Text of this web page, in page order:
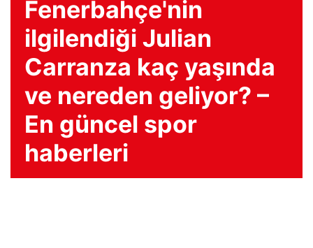
Fenerbahçe'nin
ilgilendiği Julian
Carranza kaç yaşında
ve nereden geliyor? –
En güncel spor
haberleri